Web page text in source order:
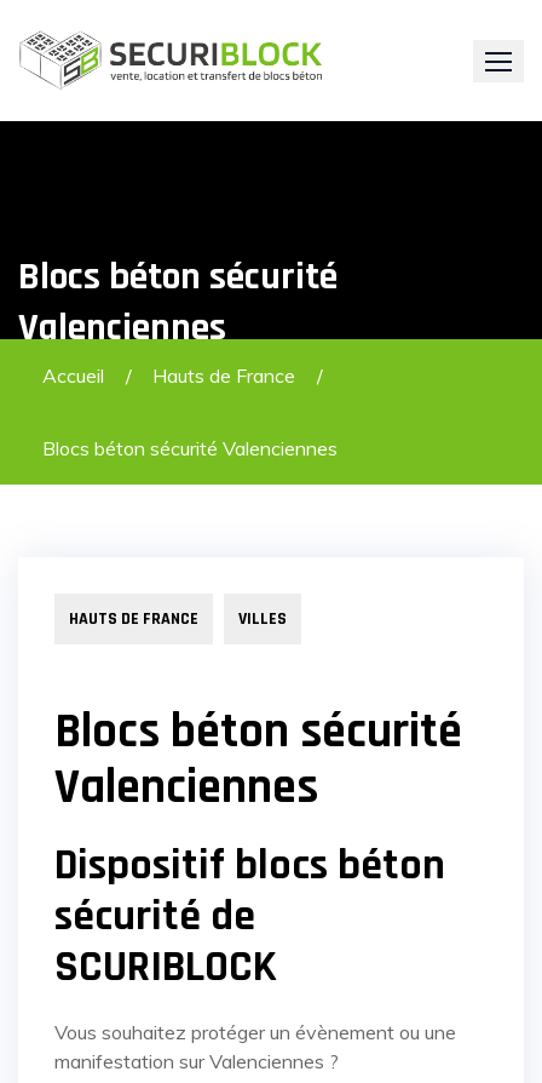
content
Blocs béton sécurité
Valenciennes
Accueil Hauts de France
Blocs béton sécurité Valenciennes
HAUTS DE FRANCE VILLES
Blocs béton sécurité
Valenciennes
Dispositif blocs béton
sécurité de
SCURIBLOCK
Vous souhaitez protéger un évènement ou une
manifestation sur Valenciennes ?